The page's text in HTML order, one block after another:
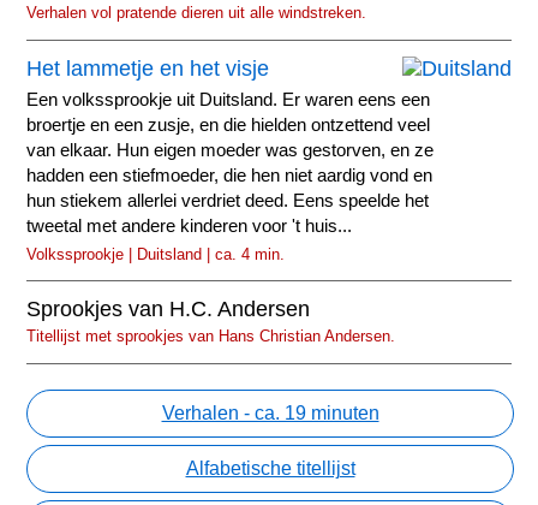
Verhalen vol pratende dieren uit alle windstreken.
Het lammetje en het visje
Een volkssprookje uit Duitsland. Er waren eens een
broertje en een zusje, en die hielden ontzettend veel
van elkaar. Hun eigen moeder was gestorven, en ze
hadden een stiefmoeder, die hen niet aardig vond en
hun stiekem allerlei verdriet deed. Eens speelde het
tweetal met andere kinderen voor 't huis...
Volkssprookje | Duitsland | ca. 4 min.
Sprookjes van H.C. Andersen
Titellijst met sprookjes van Hans Christian Andersen.
Verhalen - ca. 19 minuten
Alfabetische titellijst